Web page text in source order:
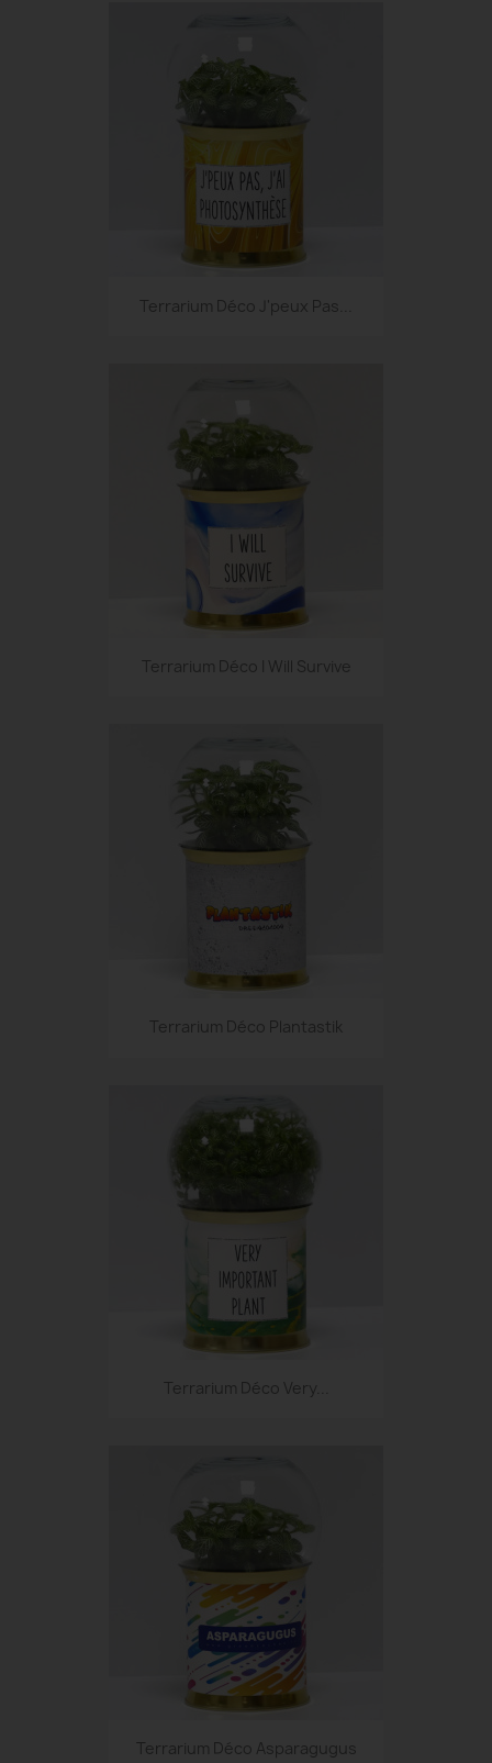
Terrarium Déco J'peux Pas...
Terrarium Déco I Will Survive
Terrarium Déco Plantastik
Terrarium Déco Very...
Terrarium Déco Asparagugus